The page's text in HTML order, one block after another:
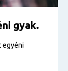
gyak.
egyéni